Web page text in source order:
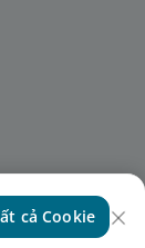
cả Cookie